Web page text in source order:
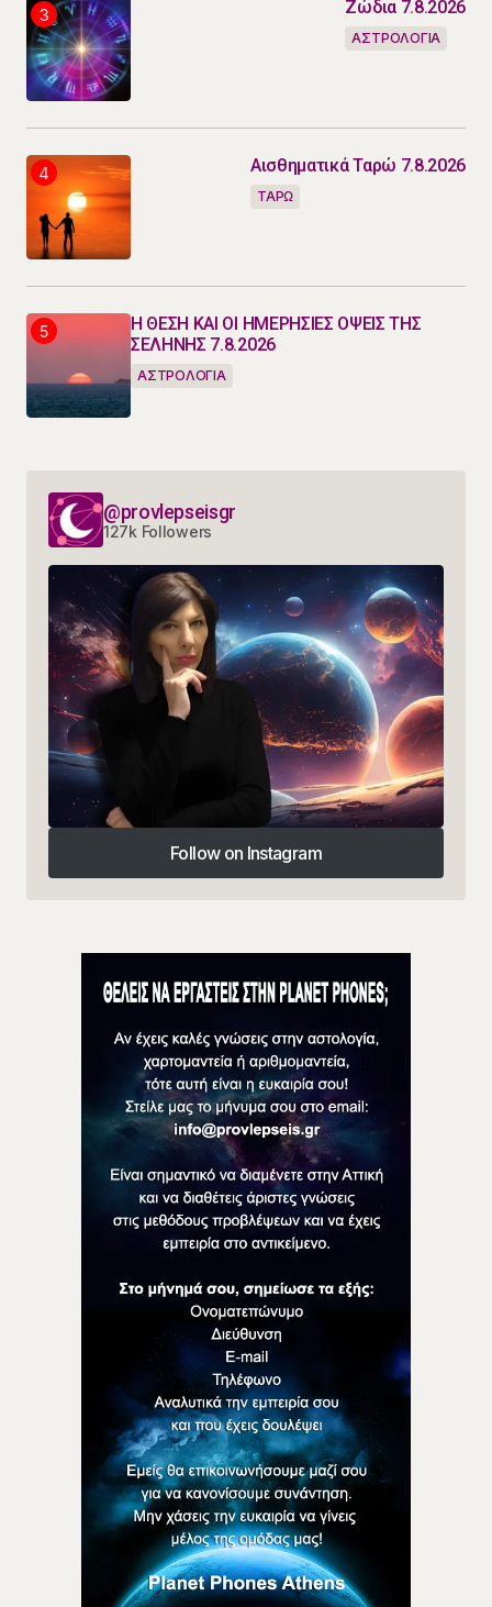
Ζώδια 7.8.2026
ΑΣΤΡΟΛΟΓΙΑ
Αισθηματικά Ταρώ 7.8.2026
ΤΑΡΩ
Η ΘΕΣΗ ΚΑΙ ΟΙ ΗΜΕΡΗΣΙΕΣ ΟΨΕΙΣ ΤΗΣ
ΣΕΛΗΝΗΣ 7.8.2026
ΑΣΤΡΟΛΟΓΙΑ
@provlepseisgr
127k Followers
Follow on Instagram
Follow on Instagram